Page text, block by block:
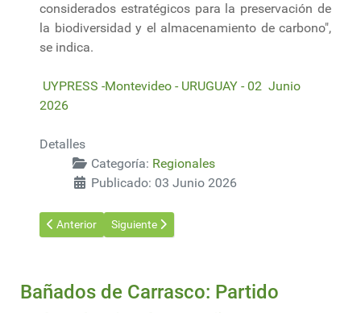
considerados estratégicos para la preservación de
la biodiversidad y el almacenamiento de carbono",
se indica.
UYPRESS -Montevideo - URUGUAY - 02 Junio
2026
Detalles
Categoría: Regionales
Publicado: 03 Junio 2026
Artículo anterior: Túnel Agua Negra: la megaobra de US$
Anterior Artículo siguiente: CMPC reveló su plan 2026 :
Siguiente
Bañados de Carrasco: Partido